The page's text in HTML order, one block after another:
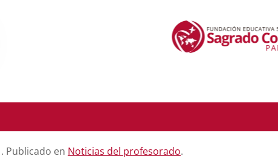
. Publicado en Noticias del profesorado.